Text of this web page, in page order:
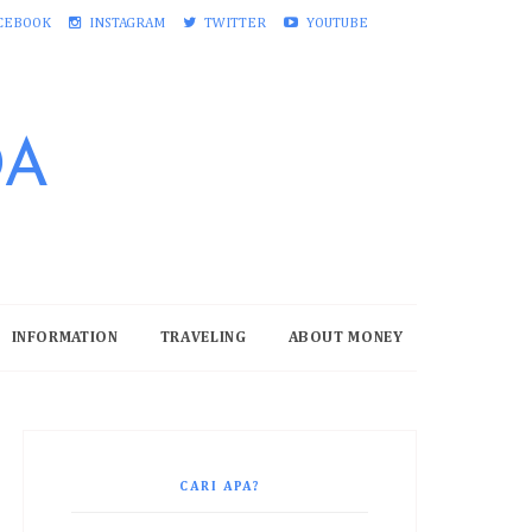
INSTAGRAM TWITTER YOUTUBE
INFORMATION TRAVELING ABOUT MONEY
CARI APA?